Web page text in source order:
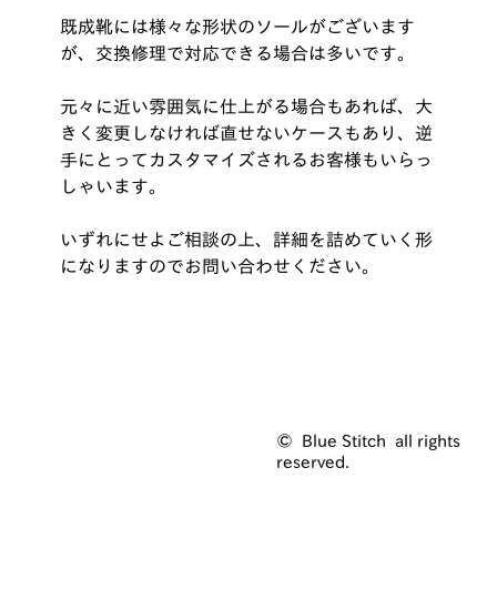
既成靴には様々な形状のソールがございます
が、交換修理で対応できる場合は多いです。
元々に近い雰囲気に仕上がる場合もあれば、大
きく変更しなければ直せないケースもあり、逆
手にとってカスタマイズされるお客様もいらっ
しゃいます。
いずれにせよご相談の上、詳細を詰めていく形
になりますのでお問い合わせください。
© Blue Stitch all rights
reserved.